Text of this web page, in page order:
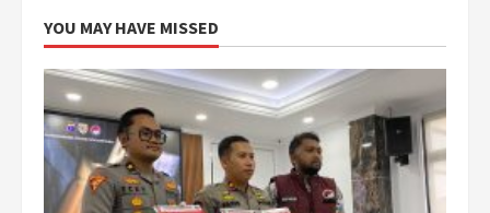
YOU MAY HAVE MISSED